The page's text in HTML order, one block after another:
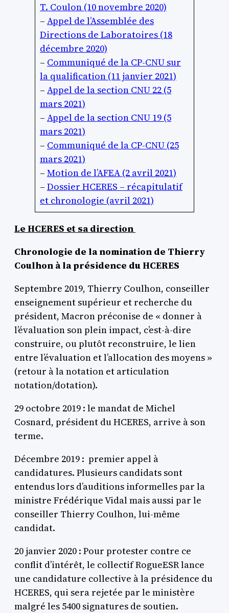
T. Coulon (10 novembre 2020)
– Appel de l’Assemblée des
Directions de Laboratoires (18
décembre 2020)
– Communiqué de la CP-CNU sur
la qualification (11 janvier 2021)
– Appel de la section CNU 22 (5
mars 2021)
– Appel de la section CNU 19 (5
mars 2021)
– Communiqué de la CP-CNU (25
mars 2021)
– Motion de l’AFEA (2 avril 2021)
– Dossier HCERES – récapitulatif
et chronologie (avril 2021)
Le HCERES et sa direction
Chronologie de la nomination de Thierry
Coulhon à la présidence du HCERES
Septembre 2019, Thierry Coulhon, conseiller
enseignement supérieur et recherche du
président, Macron préconise de « donner à
l’évaluation son plein impact, c’est-à-dire
construire, ou plutôt reconstruire, le lien
entre l’évaluation et l’allocation des moyens »
(retour à la notation et articulation
notation/dotation).
29 octobre 2019 : le mandat de Michel
Cosnard, président du HCERES, arrive à son
terme.
Décembre 2019 : premier appel à
candidatures. Plusieurs candidats sont
entendus lors d’auditions informelles par la
ministre Frédérique Vidal mais aussi par le
conseiller Thierry Coulhon, lui-même
candidat.
20 janvier 2020 : Pour protester contre ce
conflit d’intérêt, le collectif RogueESR lance
une candidature collective à la présidence du
HCERES, qui sera rejetée par le ministère
malgré les 5400 signatures de soutien.